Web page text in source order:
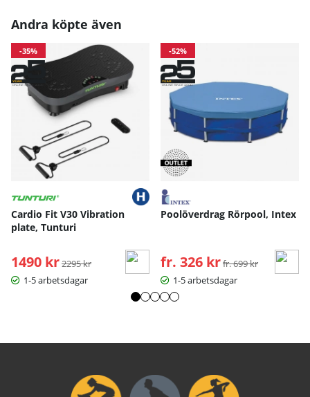
Andra köpte även
-35%
Cardio Fit V30 Vibration
plate, Tunturi
1490 kr Ordinarie pris:
2295 kr
1-5 arbetsdagar
-52%
Poolöverdrag Rörpool, Intex
fr. 326 kr Ordinarie pris:
fr. 699 kr
1-5 arbetsdagar